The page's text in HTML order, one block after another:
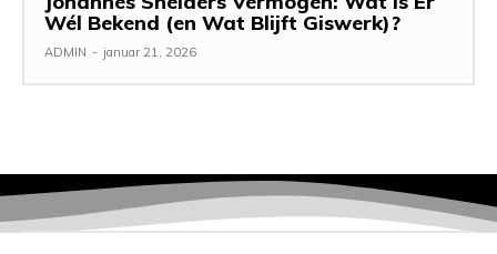
Wél Bekend (en Wat Blijft Giswerk)?
ADMIN - januar 21, 2026